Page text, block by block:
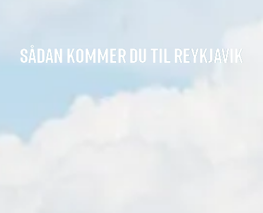
SÅDAN KOMMER DU TIL REYKJAVIK